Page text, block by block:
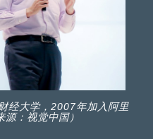
经大学，2007年加入阿里
：视觉中国）